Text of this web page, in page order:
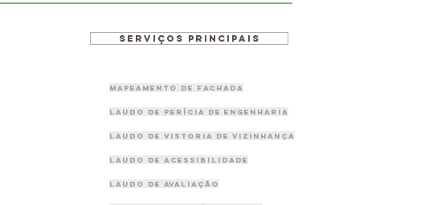
Serviços principais
Mapeamento de fachada
Laudo de Perícia de engenharia
Laudo de vistoria de vizinhança
Laudo de Acessibilidade
Laudo de Avaliação